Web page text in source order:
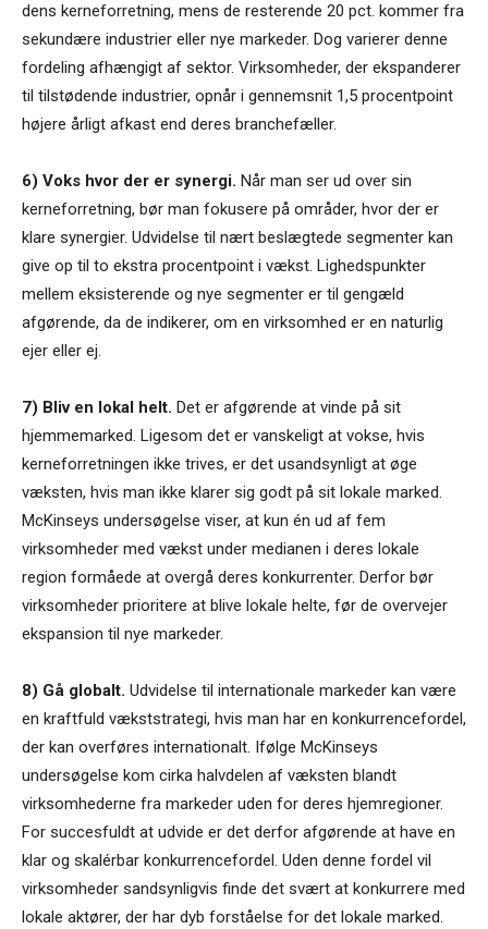
dens kerneforretning, mens de resterende 20 pct. kommer fra
sekundære industrier eller nye markeder. Dog varierer denne
fordeling afhængigt af sektor. Virksomheder, der ekspanderer
til tilstødende industrier, opnår i gennemsnit 1,5 procentpoint
højere årligt afkast end deres branchefæller.
6) Voks hvor der er synergi. Når man ser ud over sin
kerneforretning, bør man fokusere på områder, hvor der er
klare synergier. Udvidelse til nært beslægtede segmenter kan
give op til to ekstra procentpoint i vækst. Lighedspunkter
mellem eksisterende og nye segmenter er til gengæld
afgørende, da de indikerer, om en virksomhed er en naturlig
ejer eller ej.
7) Bliv en lokal helt. Det er afgørende at vinde på sit
hjemmemarked. Ligesom det er vanskeligt at vokse, hvis
kerneforretningen ikke trives, er det usandsynligt at øge
væksten, hvis man ikke klarer sig godt på sit lokale marked.
McKinseys undersøgelse viser, at kun én ud af fem
virksomheder med vækst under medianen i deres lokale
region formåede at overgå deres konkurrenter. Derfor bør
virksomheder prioritere at blive lokale helte, før de overvejer
ekspansion til nye markeder.
8) Gå globalt. Udvidelse til internationale markeder kan være
en kraftfuld vækststrategi, hvis man har en konkurrencefordel,
der kan overføres internationalt. Ifølge McKinseys
undersøgelse kom cirka halvdelen af væksten blandt
virksomhederne fra markeder uden for deres hjemregioner.
For succesfuldt at udvide er det derfor afgørende at have en
klar og skalérbar konkurrencefordel. Uden denne fordel vil
virksomheder sandsynligvis finde det svært at konkurrere med
lokale aktører, der har dyb forståelse for det lokale marked.